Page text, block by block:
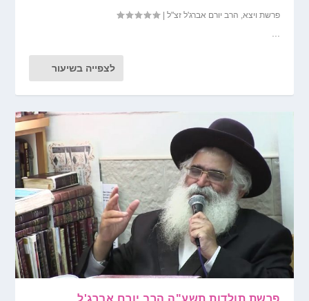
פרשת ויצא הרב יורם אברג'ל זצ"ל |
לצפייה בשיעור
פרשת תולדות תשע"ה הרב יורם אברג'ל